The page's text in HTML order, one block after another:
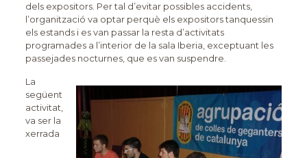
dels expositors. Per tal d’evitar possibles accidents,
l’organització va optar perquè els expositors tanquessin
els estands i es van passar la resta d’activitats
programades a l’interior de la sala Iberia, exceptuant les
passejades nocturnes, que es van suspendre.
La
següent
activitat,
va ser la
xerrada